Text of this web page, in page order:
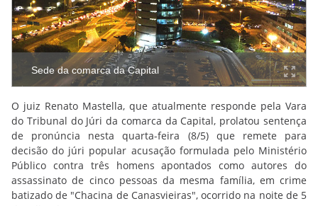
Sede da comarca da Capital
O juiz Renato Mastella, que atualmente responde pela Vara
do Tribunal do Júri da comarca da Capital, prolatou sentença
de pronúncia nesta quarta-feira (8/5) que remete para
decisão do júri popular acusação formulada pelo Ministério
Público contra três homens apontados como autores do
assassinato de cinco pessoas da mesma família, em crime
batizado de "Chacina de Canasvieiras", ocorrido na noite de 5